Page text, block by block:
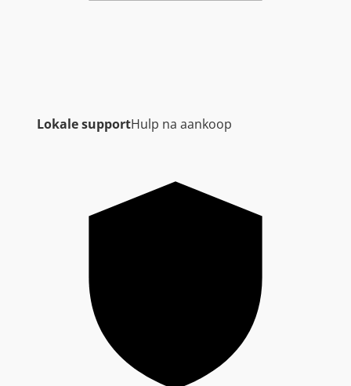
Lokale supportHulp na aankoop